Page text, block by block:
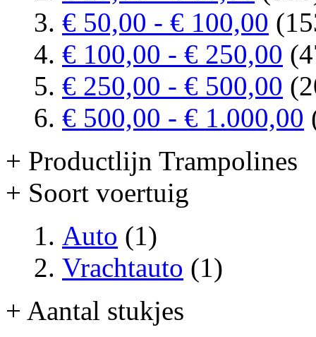
€ 50,00 - € 100,00
€ 100,00 - € 250,00
€ 250,00 - € 500,00
€ 500,00 - € 1.000,00
+ Productlijn Trampolines
+ Soort voertuig
Auto (1)
Vrachtauto (1)
+ Aantal stukjes